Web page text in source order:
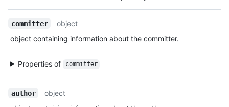
committer
object
object containing information about the committer.
Properties of committer
author
object